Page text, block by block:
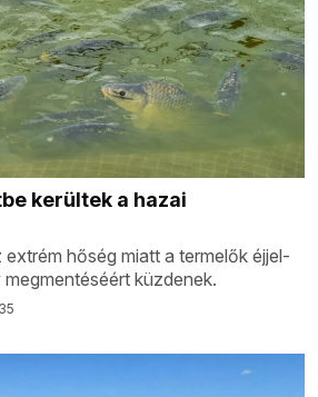
kerültek a hazai
hőség miatt a termelők éjjel-
küzdenek.